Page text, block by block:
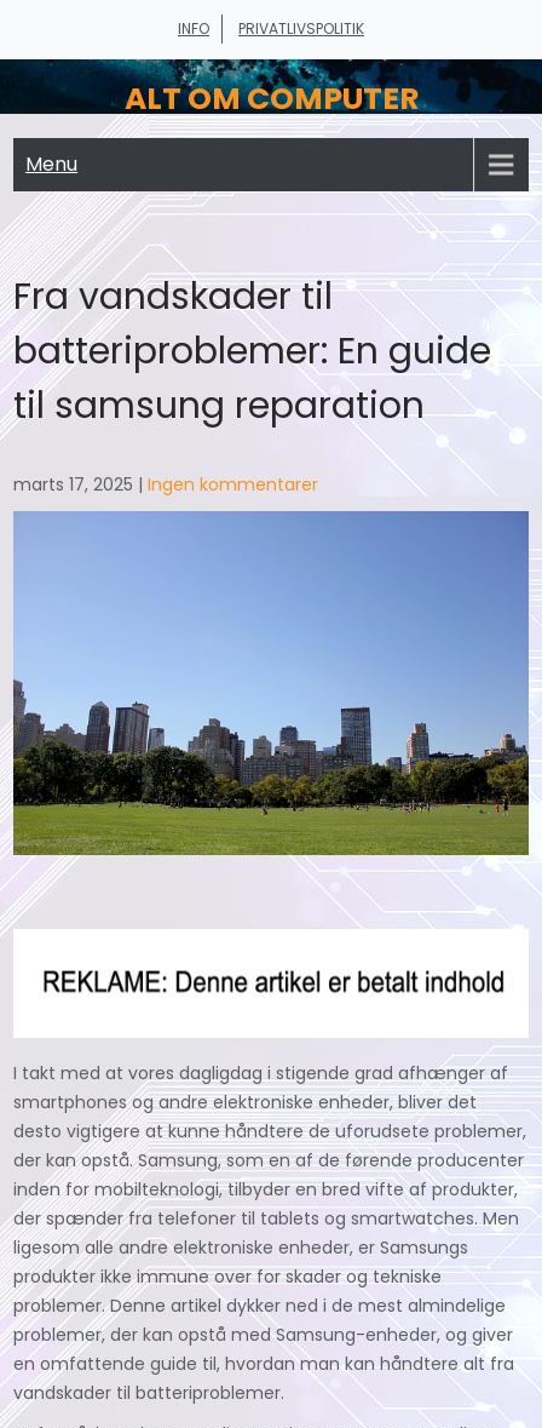
content
INFO PRIVATLIVSPOLITIK
ALT OM COMPUTER
Menu
Fra vandskader til
batteriproblemer: En guide
til samsung reparation
marts 17, 2025 |Ingen kommentarer
I takt med at vores dagligdag i stigende grad afhænger af
smartphones og andre elektroniske enheder, bliver det
desto vigtigere at kunne håndtere de uforudsete problemer,
der kan opstå. Samsung, som en af de førende producenter
inden for mobilteknologi, tilbyder en bred vifte af produkter,
der spænder fra telefoner til tablets og smartwatches. Men
ligesom alle andre elektroniske enheder, er Samsungs
produkter ikke immune over for skader og tekniske
problemer. Denne artikel dykker ned i de mest almindelige
problemer, der kan opstå med Samsung-enheder, og giver
en omfattende guide til, hvordan man kan håndtere alt fra
vandskader til batteriproblemer.